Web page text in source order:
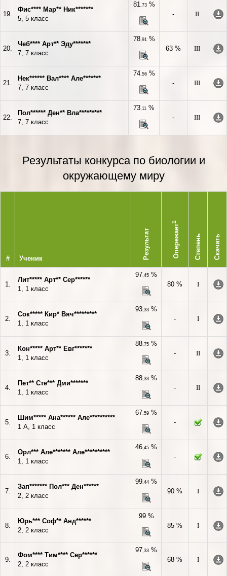
19.
Фис**** Мар** Ник*******
5, 5 класс
81,73%
-
II
20.
Чеб**** Арт** Эду*******
7, 7 класс
78,91%
63 %
III
21.
Нек****** Вал**** Але*******
7, 7 класс
74,56%
-
III
22.
Пол****** Ден** Вла*********
7, 7 класс
73,11 %
-
III
Результаты конкурса по биологии и
окружающему миру
# Ученик Результат Опережает
1
Степень Скачать
1.
Лит***** Арт** Сер******
1, 1 класс
97,45 %
80 %
I
2.
Сок***** Кир* Вяч*********
1, 1 класс
93,33 %
-
I
3.
Кон***** Арт** Евг*******
1, 1 класс
88,75 %
-
II
4.
Пет** Сте*** Дми*******
1, 1 класс
88,33 %
-
II
5.
Шим***** Ана****** Але**********
1 А, 1 класс
67,59 %
-
6.
Орл*** Але******* Але**********
1, 1 класс
46,45 %
-
7.
Зап******* Пол*** Ден******
2, 2 класс
99,44 %
90 %
I
8.
Юрь*** Соф** Анд******
2, 2 класс
99 %
85 %
I
9.
Фом**** Тим**** Сер******
2, 2 класс
97,33 %
68 %
I